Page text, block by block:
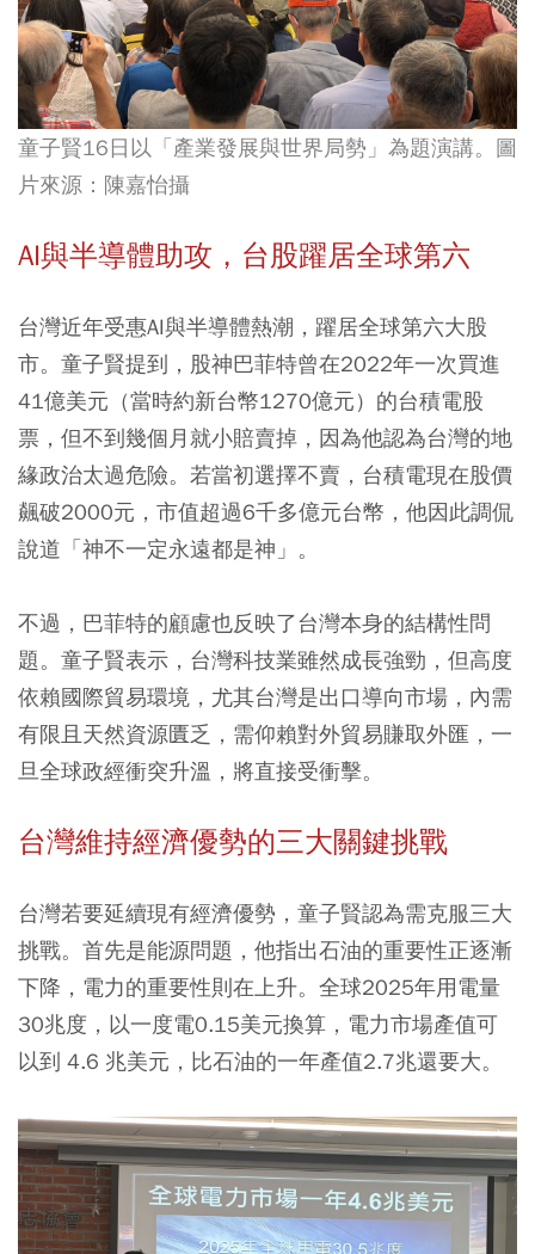
童子賢16日以「產業發展與世界局勢」為題演講。圖
片來源：陳嘉怡攝
AI與半導體助攻，台股躍居全球第六
台灣近年受惠AI與半導體熱潮，躍居全球第六大股
市。童子賢提到，股神巴菲特曾在2022年一次買進
41億美元（當時約新台幣1270億元）的台積電股
票，但不到幾個月就小賠賣掉，因為他認為台灣的地
緣政治太過危險。若當初選擇不賣，台積電現在股價
飆破2000元，市值超過6千多億元台幣，他因此調侃
說道「神不一定永遠都是神」。
不過，巴菲特的顧慮也反映了台灣本身的結構性問
題。童子賢表示，台灣科技業雖然成長強勁，但高度
依賴國際貿易環境，尤其台灣是出口導向市場，內需
有限且天然資源匱乏，需仰賴對外貿易賺取外匯，一
旦全球政經衝突升溫，將直接受衝擊。
台灣維持經濟優勢的三大關鍵挑戰
台灣若要延續現有經濟優勢，童子賢認為需克服三大
挑戰。首先是能源問題，他指出石油的重要性正逐漸
下降，電力的重要性則在上升。全球2025年用電量
30兆度，以一度電0.15美元換算，電力市場產值可
以到 4.6 兆美元，比石油的一年產值2.7兆還要大。